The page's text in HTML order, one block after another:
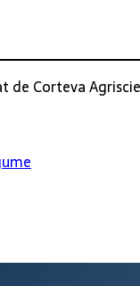
de Corteva